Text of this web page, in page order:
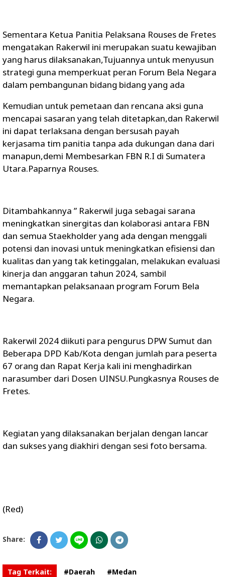
Sementara Ketua Panitia Pelaksana Rouses de Fretes
mengatakan Rakerwil ini merupakan suatu kewajiban
yang harus dilaksanakan,Tujuannya untuk menyusun
strategi guna memperkuat peran Forum Bela Negara
dalam pembangunan bidang bidang yang ada
Kemudian untuk pemetaan dan rencana aksi guna
mencapai sasaran yang telah ditetapkan,dan Rakerwil
ini dapat terlaksana dengan bersusah payah
kerjasama tim panitia tanpa ada dukungan dana dari
manapun,demi Membesarkan FBN R.I di Sumatera
Utara.Paparnya Rouses.
Ditambahkannya ” Rakerwil juga sebagai sarana
meningkatkan sinergitas dan kolaborasi antara FBN
dan semua Staekholder yang ada dengan menggali
potensi dan inovasi untuk meningkatkan efisiensi dan
kualitas dan yang tak ketinggalan, melakukan evaluasi
kinerja dan anggaran tahun 2024, sambil
memantapkan pelaksanaan program Forum Bela
Negara.
Rakerwil 2024 diikuti para pengurus DPW Sumut dan
Beberapa DPD Kab/Kota dengan jumlah para peserta
67 orang dan Rapat Kerja kali ini menghadirkan
narasumber dari Dosen UINSU.Pungkasnya Rouses de
Fretes.
Kegiatan yang dilaksanakan berjalan dengan lancar
dan sukses yang diakhiri dengan sesi foto bersama.
(Red)
Share:
Tag Terkait: #Daerah #Medan